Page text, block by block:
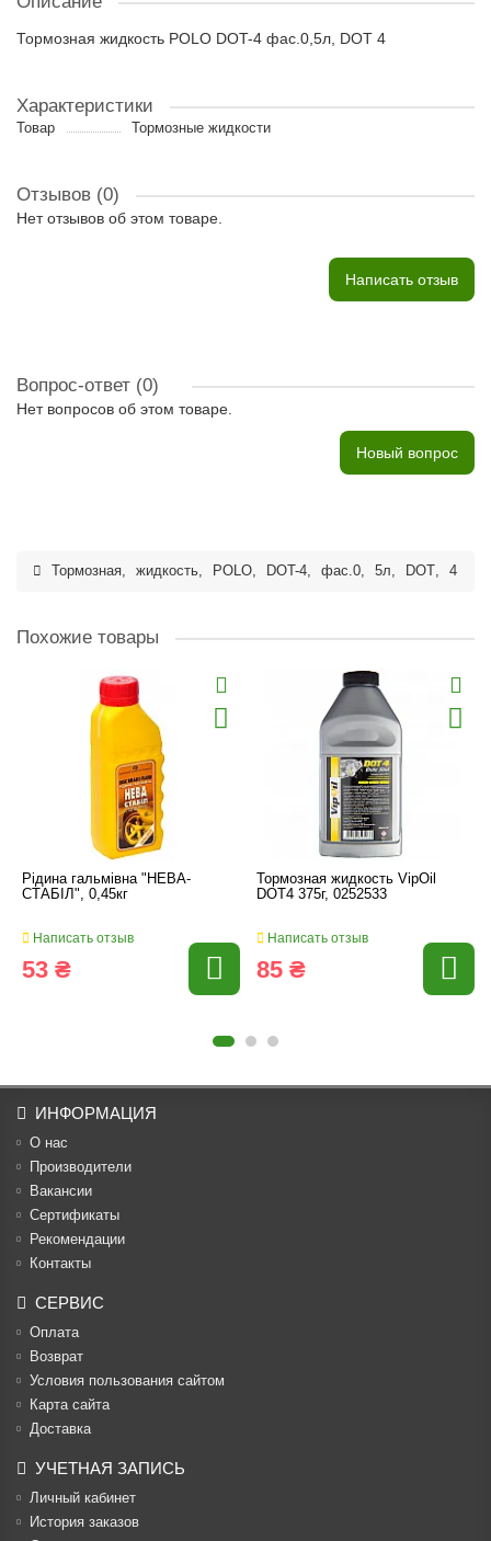
Тормозная жидкость POLO DOT-4 фас.0,5л, DOT 4
Характеристики
Товар Тормозные жидкости
Отзывов (0)
Нет отзывов об этом товаре.
Написать отзыв
Вопрос-ответ (0)
Нет вопросов об этом товаре.
Новый вопрос
Тормозная, жидкость, POLO, DOT-4, фас.0, 5л, DOT , 4
Похожие товары
Рідина гальмівна "НЕВА-
СТАБІЛ", 0,45кг
Написать отзыв
53 ₴
Тормозная жидкость VipOil
DOT4 375г, 0252533
Написать отзыв
85 ₴
ИНФОРМАЦИЯ
О нас
Производители
Вакансии
Cертификаты
Рекомендации
Контакты
СЕРВИС
Оплата
Возврат
Условия пользования сайтом
Карта сайта
Доставка
УЧЕТНАЯ ЗАПИСЬ
Личный кабинет
История заказов